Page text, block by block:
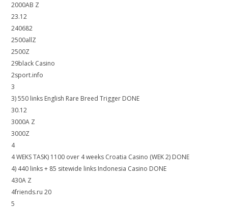
2000AB Z
23.12
240682
2500allZ
2500Z
29black Casino
2sport.info
3
3) 550 links English Rare Breed Trigger DONE
30.12
3000A Z
3000Z
4
4 WEKS TASK) 1100 over 4 weeks Croatia Casino (WEK 2) DONE
4) 440 links + 85 sitewide links Indonesia Casino DONE
430A Z
4friends.ru 20
5